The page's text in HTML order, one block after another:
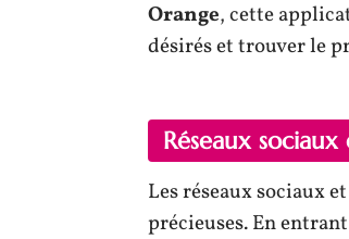
Orange, cette
désirés et trouver le
Réseaux
Les réseaux sociaux
précieuses. En